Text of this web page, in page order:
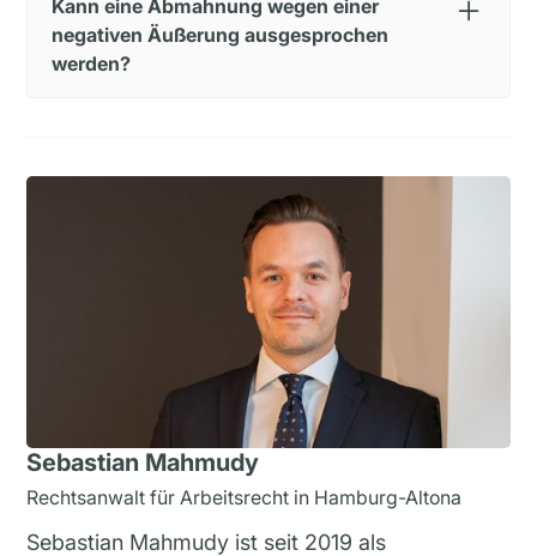
dass eine Abmahnung ausgesprochen wird.
klagen.
Kann eine Abmahnung wegen einer
negativen Äußerung ausgesprochen
werden?
Äußerung und deren Schwere eine Abmahnung
ausgesprochen werden.
Sebastian Mahmudy
Rechtsanwalt für Arbeitsrecht in Hamburg-Altona
Sebastian Mahmudy ist seit 2019 als